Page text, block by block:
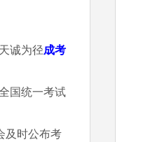
诚为径成考
国统一考试
及时公布考